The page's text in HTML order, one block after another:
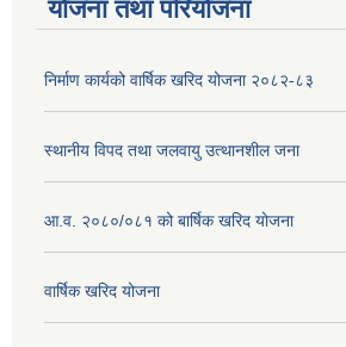
योजना तथा परियोजना
निर्माण कार्यको वार्षिक खरिद योजना २०८२-८३
स्थानीय विपद तथा जलवायु उत्थानशील जना
आ.व. २०८०/०८१ को बार्षिक खरिद योजना
वार्षिक खरिद योजना